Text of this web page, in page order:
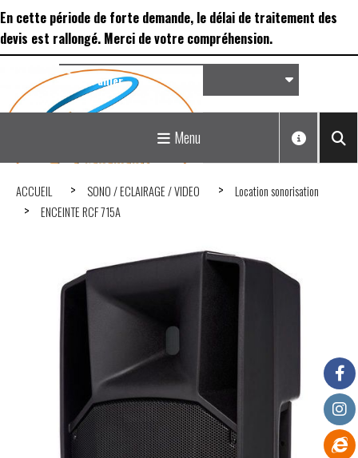
En cette période de forte demande, le délai de traitement des
devis est rallongé. Merci de votre compréhension.
Matériel de réception &
Déco...
Panier
Menu
ACCUEIL SONO / ECLAIRAGE / VIDEO
Location sonorisation
ENCEINTE RCF 715A